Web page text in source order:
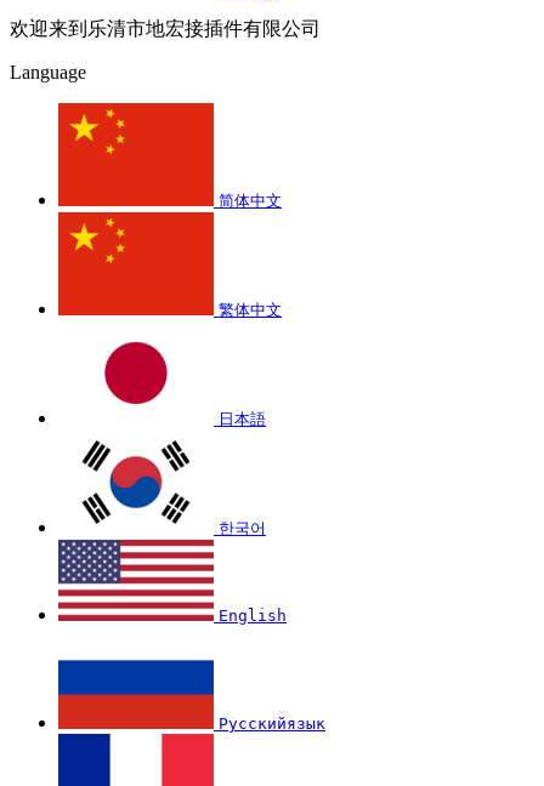
欢迎来到乐清市地宏接插件有限公司
Language
简体中文
繁体中文
日本語
한국어
English
Русскийязык